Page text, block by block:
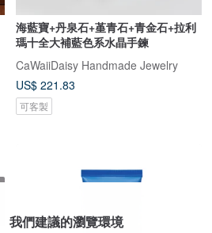
海藍寶+丹泉石+堇青石+青金石+拉利
瑪十全大補藍色系水晶手鍊
CaWaiiDaisy Handmade Jewelry
US$ 221.83
可客製
我們建議的瀏覽環境